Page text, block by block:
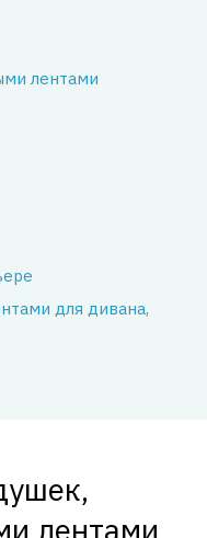
лентами
для дивана,
лентами